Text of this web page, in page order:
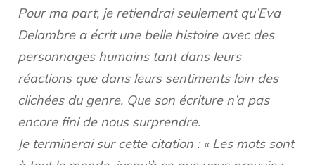
Pour ma part, je retiendrai seulement qu’Eva
Delambre a écrit une belle histoire avec des
personnages humains tant dans leurs
réactions que dans leurs sentiments loin des
clichées du genre. Que son écriture n’a pas
encore fini de nous surprendre.
Je terminerai sur cette citation : « Les mots sont